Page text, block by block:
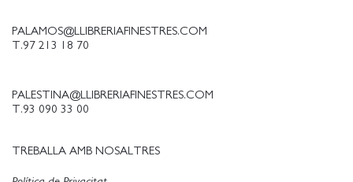
PALAMOS@LLIBRERIAFINESTRES.COM
T.97 213 18 70
PALESTINA@LLIBRERIAFINESTRES.COM
T.93 090 33 00
TREBALLA AMB NOSALTRES